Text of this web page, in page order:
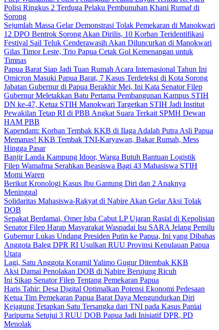
Polisi Ringkus 2 Terduga Pelaku Pembunuhan Khani Rumaf di
Sorong
Sejumlah Massa Gelar Demonstrasi Tolak Pemekaran di Manokwari
12 DPO Bentrok Sorong Akan Dirilis, 10 Korban Teridentifikasi
Festival Sail Teluk Cenderawasih Akan Diluncurkan di Manokwari
Gilas Timor Leste, Trio Papua Cetak Gol Kemenangan untuk
Timnas
Papua Barat Siap Jadi Tuan Rumah Acara Internasional Tahun Ini
Omicron Masuki Papua Barat, 7 Kasus Terdeteksi di Kota Sorong
Jabatan Gubernur di Papua Berakhir Mei, Ini Kata Senator Filep
Gubernur Meletakkan Batu Pertama Pembangunan Kampus STIH
DN ke-47, Ketua STIH Manokwari Targetkan STIH Jadi Institut
Pewakilan Tetap RI di PBB Angkat Suara Terkait SPMH Dewan
HAM PBB
Kapendam: Korban Tembak KKB di Ilaga Adalah Putra Asli Papua
Memanas! KKB Tembak TNI-Karyawan, Bakar Rumah, Mess
Hingga Pasar
Banjir Landa Kampung Idoor, Warga Butuh Bantuan Logistik
Filep Wamafma Serahkan Beasiswa Bagi 43 Mahasiswa STIH
Momi Waren
Berikut Kronologi Kasus Ibu Gantung Diri dan 2 Anaknya
Meninggal
Solidaritas Mahasiswa-Rakyat di Nabire Akan Gelar Aksi Tolak
DOB
Sepakat Berdamai, Omer Isba Cabut LP Ujaran Rasial di Kepolisian
Senator Filep Harap Masyarakat Waspadai Isu SARA Jelang Pemilu
Gubernur Lukas Undang Presiden Putin ke Papua, Ini yang Dibahas
Anggota Baleg DPR RI Usulkan RUU Provinsi Kepulauan Papua
Utara
Lagi, Satu Anggota Koramil Yalimo Gugur Ditembak KKB
Aksi Damai Penolakan DOB di Nabire Berujung Ricuh
Ini Sikap Senator Filep Tentang Pemekaran Papua
Haris Tahir: Desa Digital Optimalkan Potensi Ekonomi Pedesaan
Ketua Tim Pemekaran Papua Barat Daya Mengundurkan Diri
Kejagung Tetapkan Satu Tersangka dari TNI pada Kasus Paniai
Paripurna Setujui 3 RUU DOB Papua Jadi Inisiatif DPR, PD
Menolak